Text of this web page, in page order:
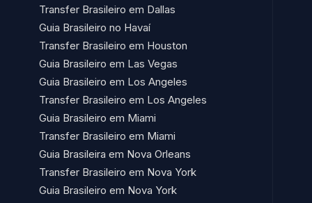
Transfer Brasileiro em Dallas
Guia Brasileiro no Havaí​
Transfer Brasileiro em Houston
Guia Brasileiro em Las Vegas
Guia Brasileiro em Los Angeles
Transfer Brasileiro em Los Angeles
Guia Brasileiro em Miami
Transfer Brasileiro em Miami
Guia Brasileira em Nova Orleans
Transfer Brasileiro em Nova York
Guia Brasileiro em Nova York